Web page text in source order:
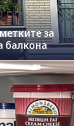
за
балкона